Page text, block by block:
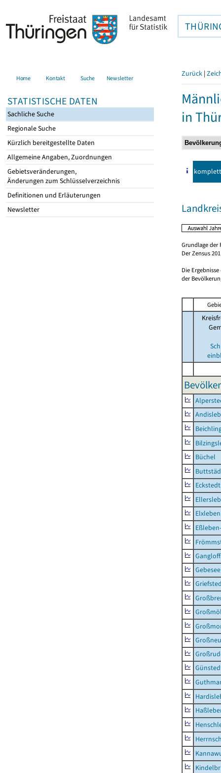
Home Kontakt Suche Newsletter
STATISTISCHE DATEN
Sachliche Suche
Regionale Suche
Kürzlich bereitgestellte Daten
Allgemeine Angaben, Zuordnungen
Gebietsveränderungen,
Änderungen zum Schlüsselverzeichnis
Definitionen und Erläuterungen
Newsletter
Zurück |
in
komplett
Grundlage der
Der Zensus
Die
der
Büchel
Eckstedt
Elxleben